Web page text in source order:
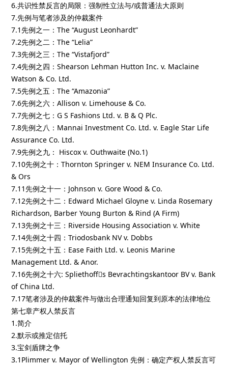
6.共识性禁反言的局限：强制性立法与/或普通法大原则
7.先例与笔者涉及的仲裁案件
7.1先例之一：The “August Leonhardt”
7.2先例之二：The “Lelia”
7.3先例之三：The “Vistafjord”
7.4先例之四：Shearson Lehman Hutton Inc. v. Maclaine
Watson & Co. Ltd.
7.5先例之五：The “Amazonia”
7.6先例之六：Allison v. Limehouse & Co.
7.7先例之七：G S Fashions Ltd. v. B & Q Plc.
7.8先例之八：Mannai Investment Co. Ltd. v. Eagle Star Life
Assurance Co. Ltd.
7.9先例之九： Hiscox v. Outhwaite (No.1)
7.10先例之十：Thornton Springer v. NEM Insurance Co. Ltd.
& Ors
7.11先例之十一：Johnson v. Gore Wood & Co.
7.12先例之十二：Edward Michael Gloyne v. Linda Rosemary
Richardson, Barber Young Burton & Rind (A Firm)
7.13先例之十三：Riverside Housing Association v. White
7.14先例之十四：Triodosbank NV v. Dobbs
7.15先例之十五：Ease Faith Ltd. v. Leonis Marine
Management Ltd. & Anor.
7.16先例之十六: Spliethoffs Bevrachtingskantoor BV v. Bank
of China Ltd.
7.17笔者涉及的仲裁案件与做出合理通知回复到原本的法律地位
第七章产权人禁反言
1.简介
2.默示或推定信托
3.宝剑盾牌之争
3.1Plimmer v. Mayor of Wellington 先例：确定产权人禁反言可